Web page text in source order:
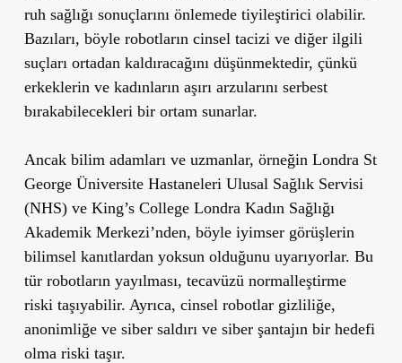
ruh sağlığı sonuçlarını önlemede tiyileştirici olabilir.
Bazıları, böyle robotların cinsel tacizi ve diğer ilgili
suçları ortadan kaldıracağını düşünmektedir, çünkü
erkeklerin ve kadınların aşırı arzularını serbest
bırakabilecekleri bir ortam sunarlar.
Ancak bilim adamları ve uzmanlar, örneğin Londra St
George Üniversite Hastaneleri Ulusal Sağlık Servisi
(NHS) ve King’s College Londra Kadın Sağlığı
Akademik Merkezi’nden, böyle iyimser görüşlerin
bilimsel kanıtlardan yoksun olduğunu uyarıyorlar. Bu
tür robotların yayılması, tecavüzü normalleştirme
riski taşıyabilir. Ayrıca, cinsel robotlar gizliliğe,
anonimliğe ve siber saldırı ve siber şantajın bir hedefi
olma riski taşır.